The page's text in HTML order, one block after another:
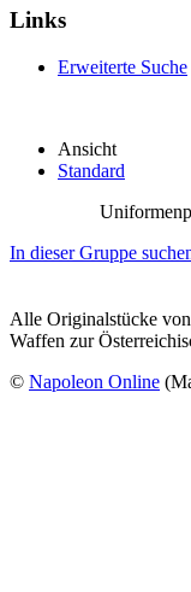
Links
Erweiterte Suche
Ansicht
Standard
In dieser Gruppe
Alle Originalstücke
Waffen zur
© Napoleon Online